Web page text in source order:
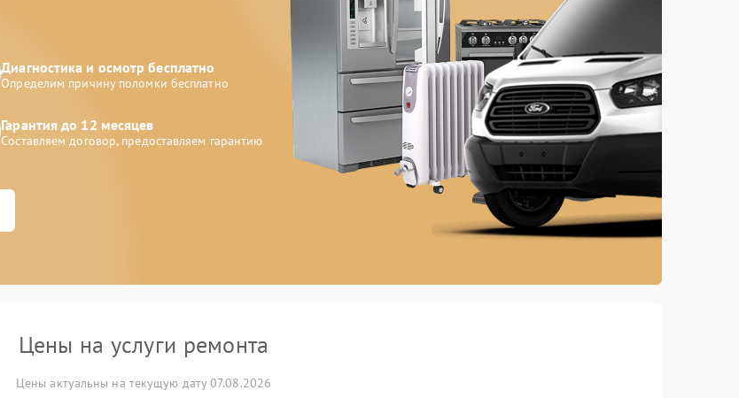
Диагностика и осмотр бесплатно
Определим причину поломки бесплатно
Гарантия до 12 месяцев
Составляем договор, предоставляем гарантию
Цены на услуги ремонта
Цены актуальны на текущую дату 07.08.2026